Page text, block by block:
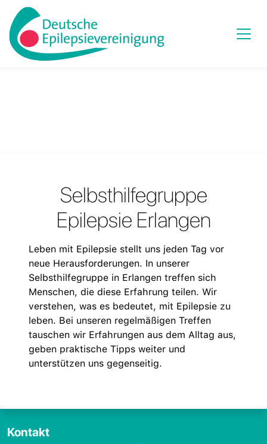
Selbsthilfegruppe
Epilepsie Erlangen
Leben mit Epilepsie stellt uns jeden Tag vor
neue Herausforderungen. In unserer
Selbsthilfegruppe in Erlangen treffen sich
Menschen, die diese Erfahrung teilen. Wir
verstehen, was es bedeutet, mit Epilepsie zu
leben. Bei unseren regelmäßigen Treffen
tauschen wir Erfahrungen aus dem Alltag aus,
geben praktische Tipps weiter und
unterstützen uns gegenseitig.
Kontakt